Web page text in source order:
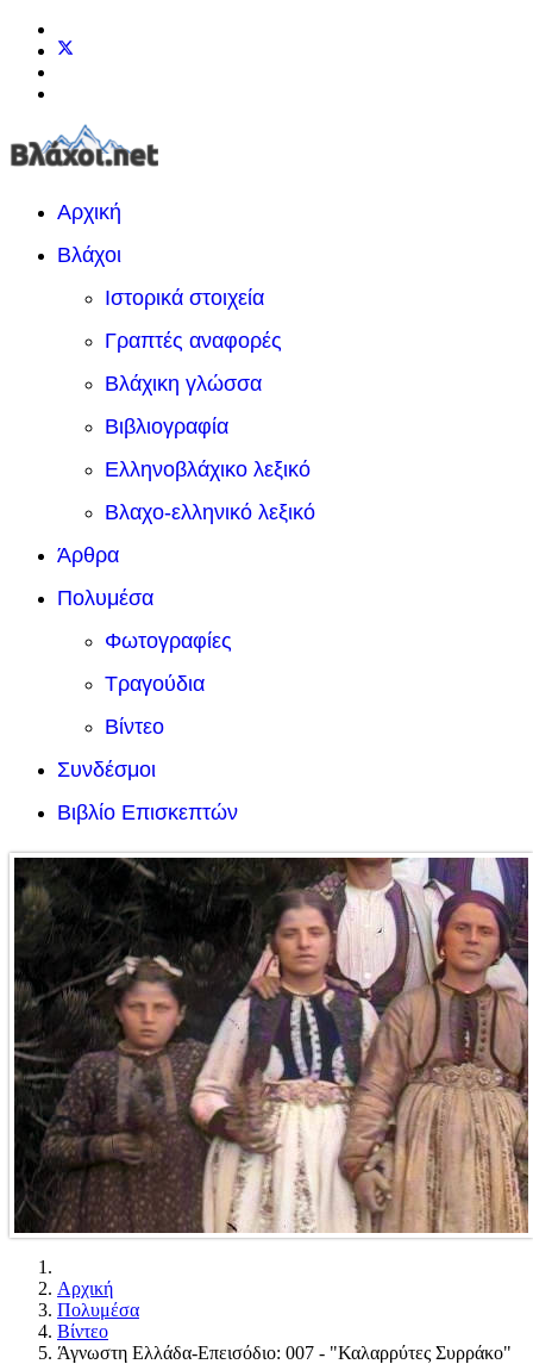
Αρχική
Βλάχοι
Ιστορικά στοιχεία
Γραπτές αναφορές
Βλάχικη γλώσσα
Βιβλιογραφία
Ελληνοβλάχικο λεξικό
Βλαχο-ελληνικό λεξικό
Άρθρα
Πολυμέσα
Φωτογραφίες
Τραγούδια
Βίντεο
Συνδέσμοι
Βιβλίο Επισκεπτών
Αρχική
Πολυμέσα
Βίντεο
Άγνωστη Ελλάδα-Επεισόδιο: 007 - "Καλαρρύτες Συρράκο"